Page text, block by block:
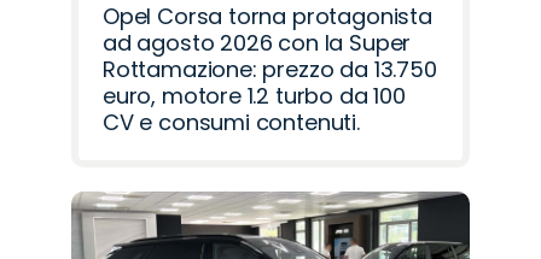
Opel Corsa torna protagonista
ad agosto 2026 con la Super
Rottamazione: prezzo da 13.750
euro, motore 1.2 turbo da 100
CV e consumi contenuti.